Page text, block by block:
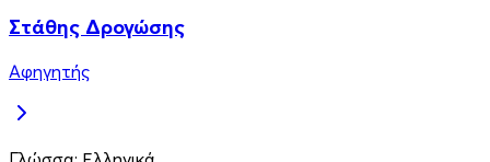
Στάθης Δρογώσης
Αφηγητής